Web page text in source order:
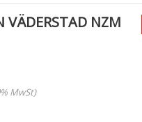
NZM
MwSt)